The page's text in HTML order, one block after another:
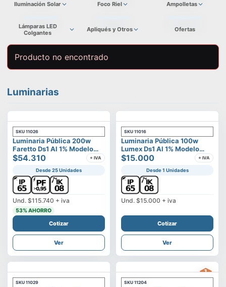
Iluminación Solar Foco Riel Ampolletas
Lámparas LED
Colgantes
Apliqués y Otros Ofertas
Producto no encontrado
Luminarias
SKU 11026
Luminaria Pública 200w
Faretto Ds1 Al 1% Modelo
Calisto
$54.310 + IVA
Desde 25 Unidades
Und. $115.740 + iva
53% AHORRO
Cotizar
Ver
SKU 11016
Luminaria Pública 100w
Lumex Ds1 Al 1% Modelo
Vega
$15.000 + IVA
Desde 1 Unidades
Und. $15.000 + iva
Cotizar
Ver
SKU 11029 SKU 11204